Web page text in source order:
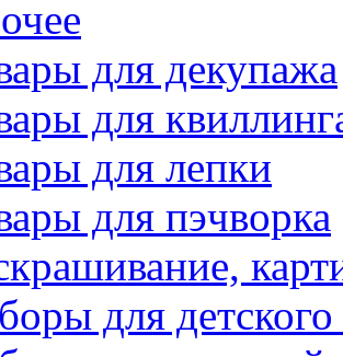
для декупажа
для
для лепки
для пэчворка
для